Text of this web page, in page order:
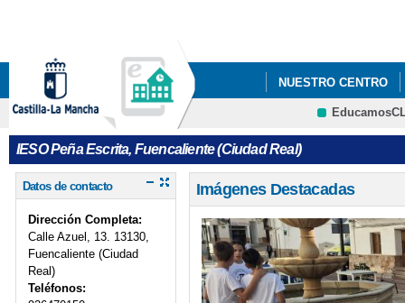
NUESTRO CENTRO
QUÉ HACEMOS
IESO Peña Escrita, Fuencaliente (Ciudad Real)
Datos de contacto
Dirección Completa:
Calle Azuel, 13. 13130,
Fuencaliente (Ciudad
Real)
Teléfonos:
Imágenes Destacadas